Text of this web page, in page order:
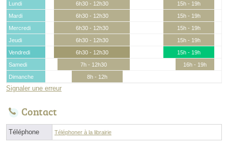
Lundi 6h30 - 12h30
15h - 19h
Mardi
6h30 - 12h30
15h - 19h
Mercredi
6h30 - 12h30
15h - 19h
Jeudi
6h30 - 12h30
15h - 19h
Vendredi
6h30 - 12h30
15h - 19h
Samedi
7h - 12h30
16h - 19h
Dimanche
8h - 12h
Signaler une erreur
Contact
Téléphone Téléphoner à la librairie